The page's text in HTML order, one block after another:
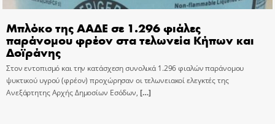
Μπλόκο της ΑΑΔΕ σε 1.296 φιάλες
παράνομου φρέον στα τελωνεία Κήπων και
Δοϊράνης
Στον εντοπισμό και την κατάσχεση συνολικά 1.296 φιαλών παράνομου
ψυκτικού υγρού (φρέον) προχώρησαν οι τελωνειακοί ελεγκτές της
Ανεξάρτητης Αρχής Δημοσίων Εσόδων, […]